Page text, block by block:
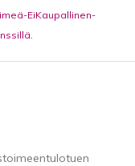
EiKaupallinen-
.